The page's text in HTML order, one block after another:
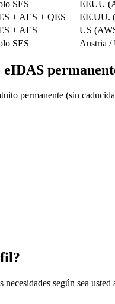
SES EEUU
+ AES + QES EE.UU.
+ AES US
SES Austria /
permanente (sin
según sea